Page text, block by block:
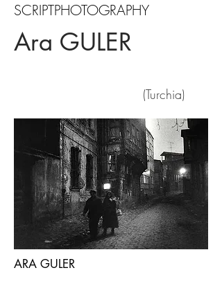
SCRIPTPHOTOGRAPHY
Ara GULER
(Turchia)
ARA GULER